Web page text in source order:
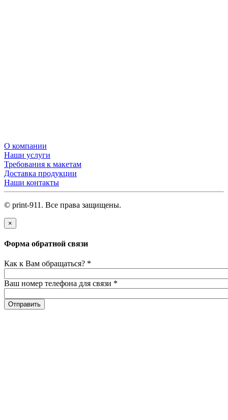
О компании
Наши услуги
Требования к макетам
Доставка продукции
Наши контакты
© print-911. Все права защищены.
×
Форма обратной связи
Как к Вам обращаться? *
Ваш номер телефона для связи *